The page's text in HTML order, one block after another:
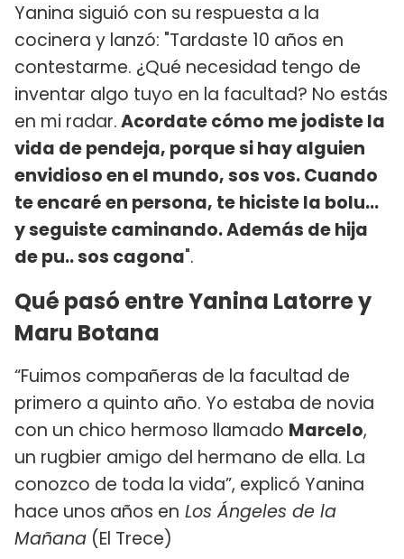
Yanina siguió con su respuesta a la
cocinera y lanzó: "Tardaste 10 años en
contestarme. ¿Qué necesidad tengo de
inventar algo tuyo en la facultad? No estás
en mi radar.Acordate cómo me jodiste la
vida de pendeja, porque si hay alguien
envidioso en el mundo, sos vos. Cuando
te encaré en persona, te hiciste la bolu...
y seguiste caminando. Además de hija
de pu.. sos cagona".
Qué pasó entre Yanina Latorre y
Maru Botana
“Fuimos compañeras de la facultad de
primero a quinto año. Yo estaba de novia
con un chico hermoso llamado Marcelo,
un rugbier amigo del hermano de ella. La
conozco de toda la vida”, explicó Yanina
hace unos años en Los Ángeles de la
Mañana (El Trece)